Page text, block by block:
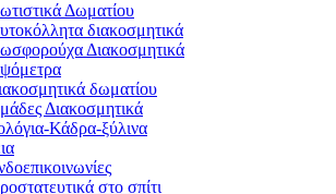
Δωματίου
διακοσμητικά
Διακοσμητικά
δωματίου
Διακοσμητικά
Κάδρα-ξύλινα
στο σπίτι